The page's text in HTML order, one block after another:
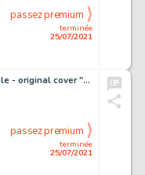
terminée
25/07/2021
passez premium
Urania n. 247 - Karel Thole - original cover "L'altra faccia di Mister Kiel" - Page volante - Exemplaire unique - (1961)
terminée
25/07/2021
passez premium